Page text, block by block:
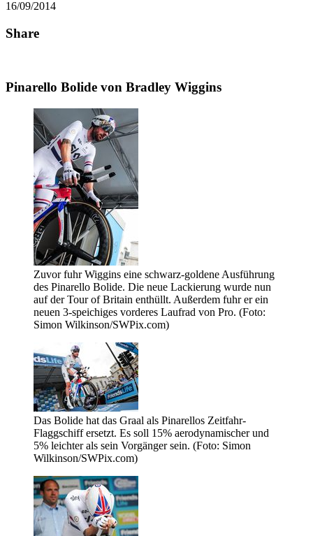
16/09/2014
Share
Pinarello Bolide von Bradley Wiggins
Zuvor fuhr Wiggins eine schwarz-goldene Ausführung
des Pinarello Bolide. Die neue Lackierung wurde nun
auf der Tour of Britain enthüllt. Außerdem fuhr er ein
neuen 3-speichiges vorderes Laufrad von Pro. (Foto:
Simon Wilkinson/SWPix.com)
Das Bolide hat das Graal als Pinarellos Zeitfahr-
Flaggschiff ersetzt. Es soll 15% aerodynamischer und
5% leichter als sein Vorgänger sein. (Foto: Simon
Wilkinson/SWPix.com)